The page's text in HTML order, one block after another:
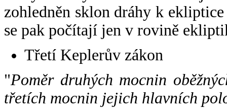
zohledněn sklon dráhy k
se pak počítají jen v rovině
Třetí Keplerův zákon
"Poměr druhých mocnin
třetích mocnin jejich hlavních